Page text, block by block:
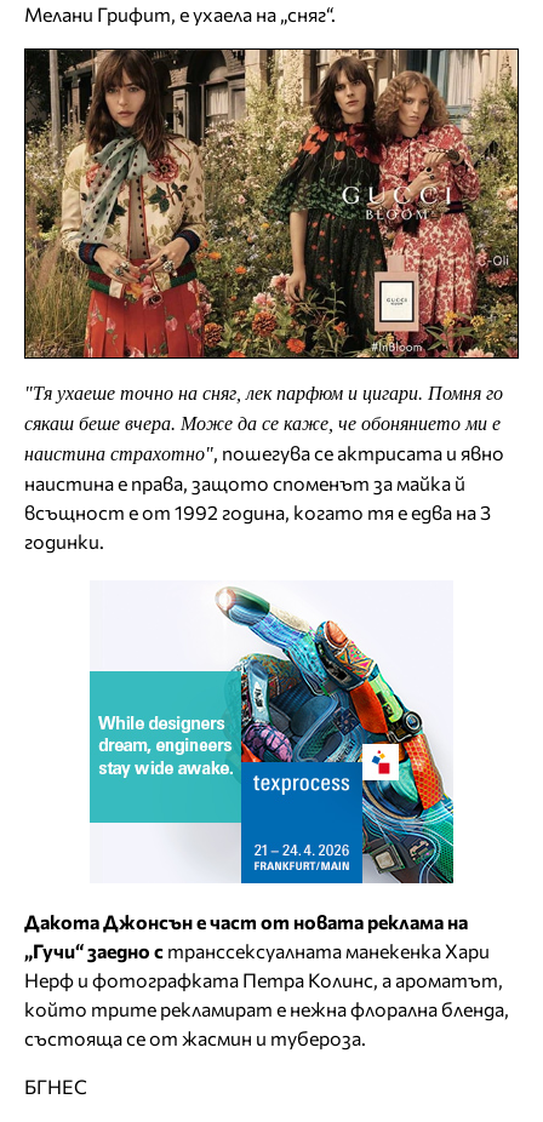
Мелани Грифит, е ухаела на „сняг“.
"Тя ухаеше точно на сняг, лек парфюм и цигари. Помня го
сякаш беше вчера. Може да се каже, че обонянието ми е
наистина страхотно", пошегува се актрисата и явно
наистина е права, защото споменът за майка й
всъщност е от 1992 година, когато тя е едва на 3
годинки.
Дакота Джонсън е част от новата реклама на
„Гучи“ заедно с транссексуалната манекенка Хари
Нерф и фотографката Петра Колинс, а ароматът,
който трите рекламират е нежна флорална бленда,
състояща се от жасмин и тубероза.
БГНЕС